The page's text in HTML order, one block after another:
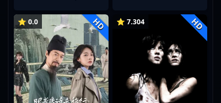
⭐ 0.0 HD ⭐ 7.304 HD